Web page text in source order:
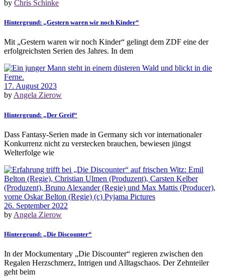
by Chris Schinke
Hintergrund: „Gestern waren wir noch Kinder“
Mit „Gestern waren wir noch Kinder“ gelingt dem ZDF eine der
erfolgreichsten Serien des Jahres. In dem
17. August 2023
by Angela Zierow
Hintergrund: „Der Greif“
Dass Fantasy-Serien made in Germany sich vor internationaler
Konkurrenz nicht zu verstecken brauchen, bewiesen jüngst
Welterfolge wie
26. September 2022
by Angela Zierow
Hintergrund: „Die Discounter“
In der Mockumentary „Die Discounter“ regieren zwischen den
Regalen Herzschmerz, Intrigen und Alltagschaos. Der Zehnteiler
geht beim